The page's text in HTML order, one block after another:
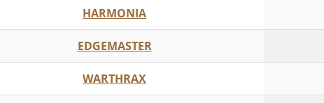
HARMONIA
EDGEMASTER
WARTHRAX